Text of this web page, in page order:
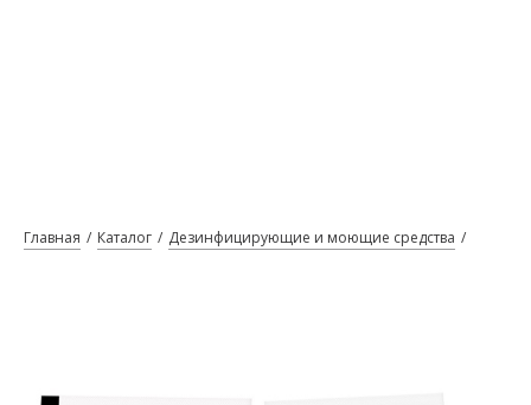
Главная Каталог Дезинфицирующие и моющие средства